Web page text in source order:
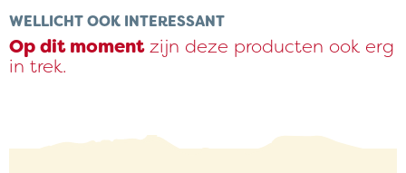
WELLICHT OOK INTERESSANT
Op dit momentzijn deze producten ook erg
in trek.